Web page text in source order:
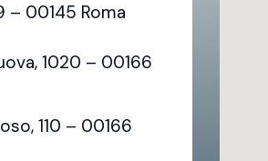
– 00145 Roma
1020 – 00166
110 – 00166